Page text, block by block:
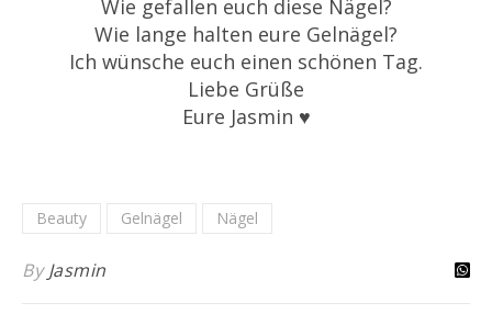
Wie gefallen euch diese Nägel?
Wie lange halten eure Gelnägel?
Ich wünsche euch einen schönen Tag.
Liebe Grüße
Eure Jasmin ♥
Beauty Gelnägel Nägel
ByJasmin